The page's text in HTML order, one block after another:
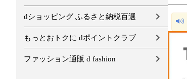
dショッピング ふるさと納税百選
もっとおトクに dポイントクラブ
ファッション通販 d fashion